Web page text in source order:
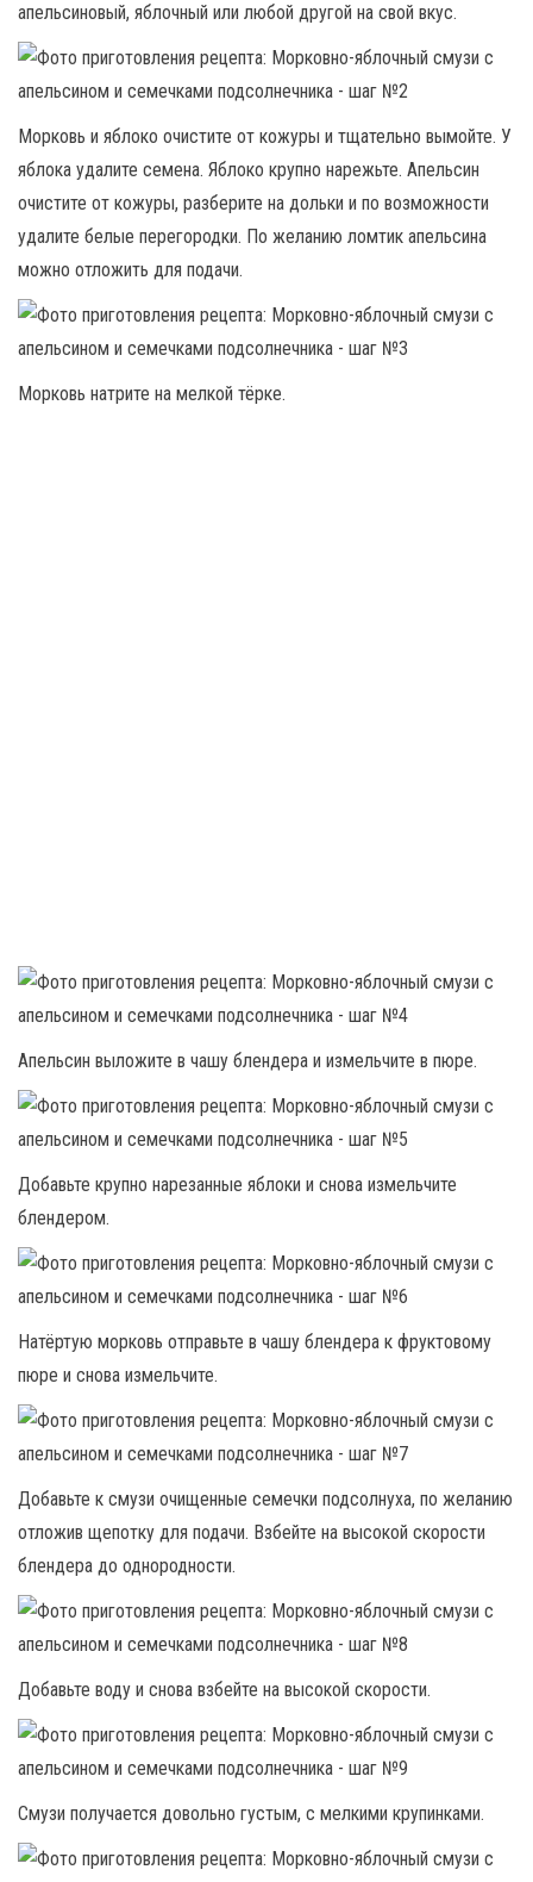
апельсиновый, яблочный или любой другой на свой вкус.
Морковь и яблоко очистите от кожуры и тщательно вымойте. У
яблока удалите семена. Яблоко крупно нарежьте. Апельсин
очистите от кожуры, разберите на дольки и по возможности
удалите белые перегородки. По желанию ломтик апельсина
можно отложить для подачи.
Морковь натрите на мелкой тёрке.
Апельсин выложите в чашу блендера и измельчите в пюре.
Добавьте крупно нарезанные яблоки и снова измельчите
блендером.
Натёртую морковь отправьте в чашу блендера к фруктовому
пюре и снова измельчите.
Добавьте к смузи очищенные семечки подсолнуха, по желанию
отложив щепотку для подачи. Взбейте на высокой скорости
блендера до однородности.
Добавьте воду и снова взбейте на высокой скорости.
Смузи получается довольно густым, с мелкими крупинками.